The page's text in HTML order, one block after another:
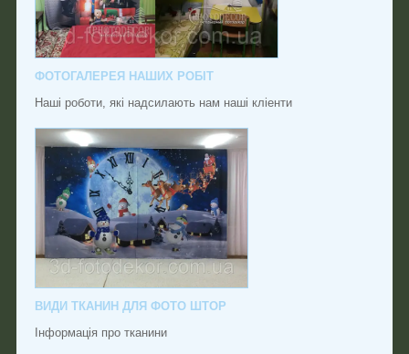
ФОТОГАЛЕРЕЯ НАШИХ РОБІТ
Наші роботи, які надсилають нам наші кліенти
ВИДИ ТКАНИН ДЛЯ ФОТО ШТОР
Інформація про тканини